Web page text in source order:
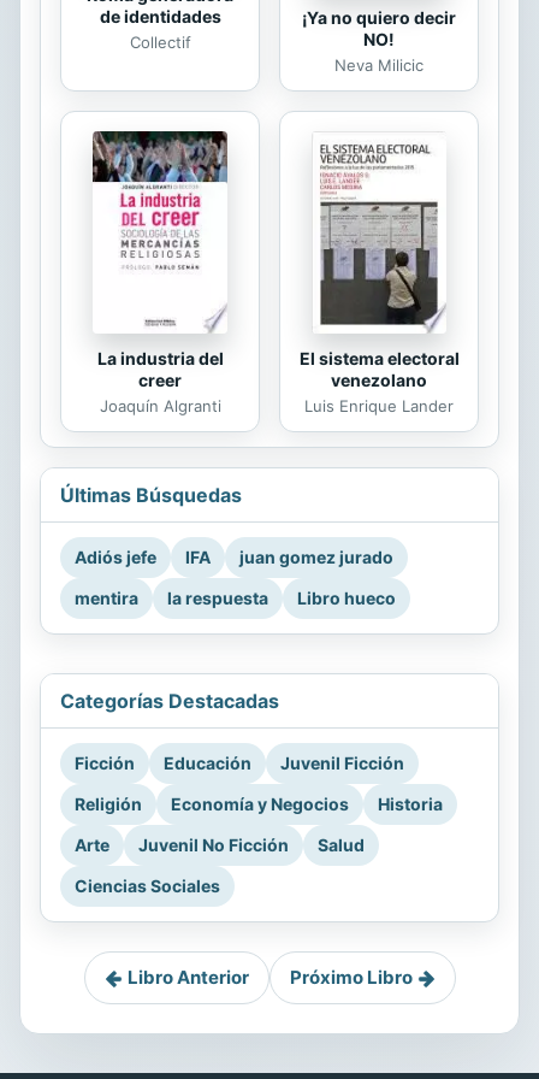
de identidades
Collectif
¡Ya no quiero decir
NO!
Neva Milicic
La industria del
creer
Joaquín Algranti
El sistema electoral
venezolano
Luis Enrique Lander
Últimas Búsquedas
Adiós jefe IFA
juan gomez jurado
mentira
la respuesta Libro hueco
Categorías Destacadas
Ficción Educación
Juvenil Ficción
Religión
Economía y Negocios
Historia
Arte
Juvenil No Ficción
Salud
Ciencias Sociales
Libro Anterior Próximo Libro